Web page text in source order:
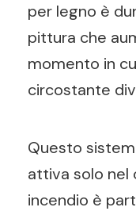
per legno è
pittura che
momento in
circostante
Questo
attiva solo nel
incendio è